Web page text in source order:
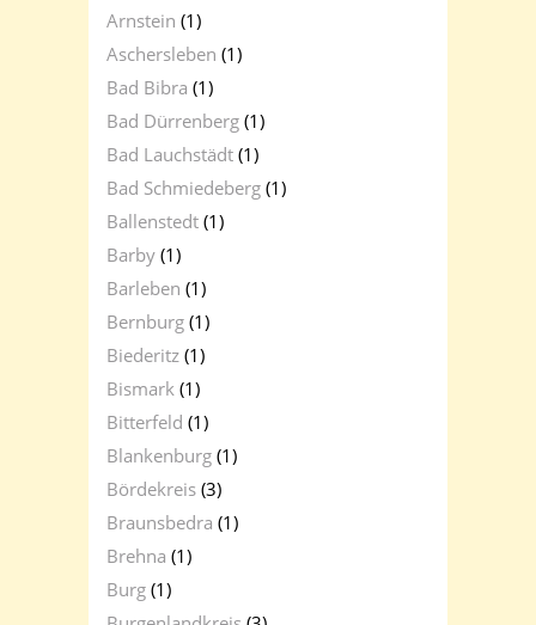
Arnstein (1)
Aschersleben (1)
Bad Bibra (1)
Bad Dürrenberg (1)
Bad Lauchstädt (1)
Bad Schmiedeberg (1)
Ballenstedt (1)
Barby (1)
Barleben (1)
Bernburg (1)
Biederitz (1)
Bismark (1)
Bitterfeld (1)
Blankenburg (1)
Bördekreis (3)
Braunsbedra (1)
Brehna (1)
Burg (1)